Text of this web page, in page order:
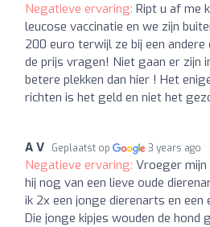
Negatieve ervaring: Ript u af me
leucose vaccinatie en we zijn
200 euro terwijl ze bij een
de prijs vragen! Niet gaan er zijn
betere plekken dan hier ! Het
richten is het geld en niet het
A V Geplaatst op 3 years ago
Negatieve ervaring: Vroeger
hij nog van een lieve oude
ik 2x een jonge dierenarts en een
Die jonge kipjes wouden de hond